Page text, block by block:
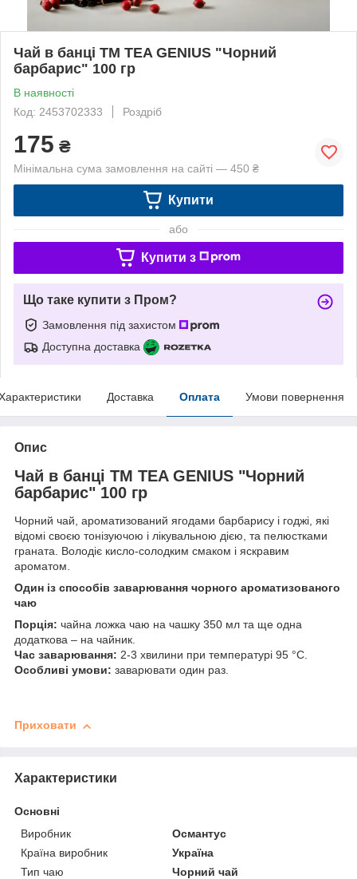
Чай в банці TM TEA GENIUS "Чорний
барбарис" 100 гр
В наявності
Код: 2453702333
Роздріб
175 ₴
Мінімальна сума замовлення на сайті — 450 ₴
Купити
або
Купити з
Що таке купити з Пром?
Замовлення під захистом
Доступна доставка
Доставка Оплата Умови повернення
Опис
Чай в банці TM TEA GENIUS "Чорний
барбарис" 100 гр
Чорний чай, ароматизований ягодами барбарису і годжі, які
відомі своєю тонізуючою і лікувальною дією, та пелюстками
граната. Володіє кисло-солодким смаком і яскравим
ароматом.
Один із способів заварювання чорного ароматизованого
чаю
Порція: чайна ложка чаю на чашку 350 мл та ще одна
додаткова – на чайник.
Час заварювання: 2-3 хвилини при температурі 95 °C.
Особливі умови: заварювати один раз.
Приховати
Характеристики
Основні
Виробник
Османтус
Країна виробник
Україна
Тип чаю
Чорний чай